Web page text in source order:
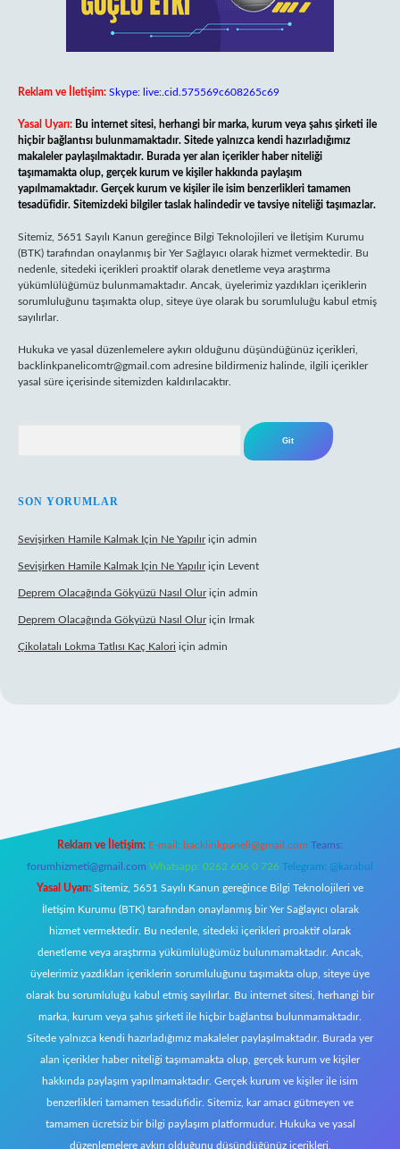
Reklam ve İletişim: Skype: live:.cid.575569c608265c69
Yasal Uyarı: Bu internet sitesi, herhangi bir marka, kurum veya şahıs şirketi ile
hiçbir bağlantısı bulunmamaktadır. Sitede yalnızca kendi hazırladığımız
makaleler paylaşılmaktadır. Burada yer alan içerikler haber niteliği
taşımamakta olup, gerçek kurum ve kişiler hakkında paylaşım
yapılmamaktadır. Gerçek kurum ve kişiler ile isim benzerlikleri tamamen
tesadüfidir. Sitemizdeki bilgiler taslak halindedir ve tavsiye niteliği taşımazlar.
Sitemiz, 5651 Sayılı Kanun gereğince Bilgi Teknolojileri ve İletişim Kurumu
(BTK) tarafından onaylanmış bir Yer Sağlayıcı olarak hizmet vermektedir. Bu
nedenle, sitedeki içerikleri proaktif olarak denetleme veya araştırma
yükümlülüğümüz bulunmamaktadır. Ancak, üyelerimiz yazdıkları içeriklerin
sorumluluğunu taşımakta olup, siteye üye olarak bu sorumluluğu kabul etmiş
sayılırlar.
Hukuka ve yasal düzenlemelere aykırı olduğunu düşündüğünüz içerikleri,
backlinkpanelicomtr@gmail.com adresine bildirmeniz halinde, ilgili içerikler
yasal süre içerisinde sitemizden kaldırılacaktır.
SON YORUMLAR
Sevişirken Hamile Kalmak Için Ne Yapılıriçin admin
Sevişirken Hamile Kalmak Için Ne Yapılıriçin Levent
Deprem Olacağında Gökyüzü Nasıl Oluriçin admin
Deprem Olacağında Gökyüzü Nasıl Oluriçin Irmak
Çikolatalı Lokma Tatlısı Kaç Kalori için admin
Reklam ve İletişim: E-mail: backlinkpaneli@gmail.com Teams:
forumhizmeti@gmail.com Whatsapp: 0262 606 0 726 Telegram: @karabul
Yasal Uyarı: Sitemiz, 5651 Sayılı Kanun gereğince Bilgi Teknolojileri ve
İletişim Kurumu (BTK) tarafından onaylanmış bir Yer Sağlayıcı olarak
hizmet vermektedir. Bu nedenle, sitedeki içerikleri proaktif olarak
denetleme veya araştırma yükümlülüğümüz bulunmamaktadır. Ancak,
üyelerimiz yazdıkları içeriklerin sorumluluğunu taşımakta olup, siteye üye
olarak bu sorumluluğu kabul etmiş sayılırlar. Bu internet sitesi, herhangi bir
marka, kurum veya şahıs şirketi ile hiçbir bağlantısı bulunmamaktadır.
Sitede yalnızca kendi hazırladığımız makaleler paylaşılmaktadır. Burada yer
alan içerikler haber niteliği taşımamakta olup, gerçek kurum ve kişiler
hakkında paylaşım yapılmamaktadır. Gerçek kurum ve kişiler ile isim
benzerlikleri tamamen tesadüfidir. Sitemiz, kar amacı gütmeyen ve
tamamen ücretsiz bir bilgi paylaşım platformudur. Hukuka ve yasal
düzenlemelere aykırı olduğunu düşündüğünüz içerikleri,